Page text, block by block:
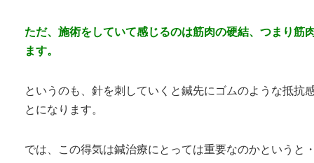
ただ、施術をしていて感じるのは筋肉の硬結、つまり筋
ます。
というのも、針を刺していくと鍼先にゴムのような抵
とになります。
では、この得気は鍼治療にとっては重要なのかというと